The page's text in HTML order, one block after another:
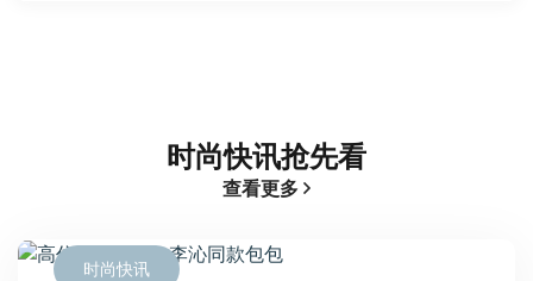
时尚快讯抢先看
查看更多
时尚快讯